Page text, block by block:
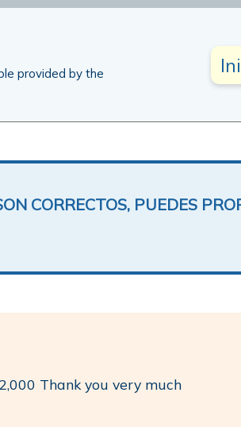
provided by the
CORRECTOS, PUEDES
Thank you very much